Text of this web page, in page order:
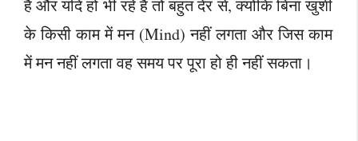
हैं और यदि हो भी रहे हैं तो बहुत देर से, क्योंकि बिना खुशी
के किसी काम में मन (Mind) नहीं लगता और जिस काम
में मन नहीं लगता वह समय पर पूरा हो ही नहीं सकता।